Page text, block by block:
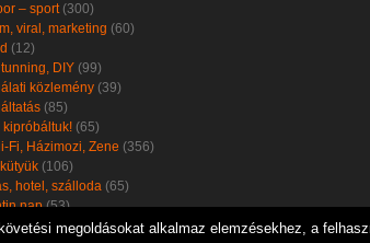
– sport(300)
viral, marketing (60)
(12)
DIY (99)
közlemény (39)
(85)
kipróbáltuk! (65)
Fi, Házimozi, Zene (356)
(106)
hotel, szálloda (65)
nap(53)
környezetbarát(102)
megoldásokat alkalmaz elemzésekhez, a